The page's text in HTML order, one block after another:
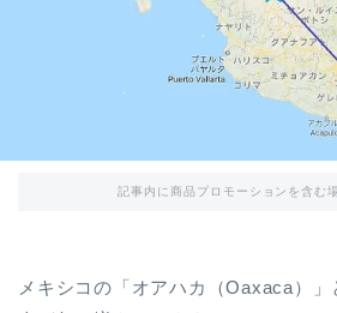
記事内に商品プロモーションを含む
メキシコの「オアハカ（Oaxaca）